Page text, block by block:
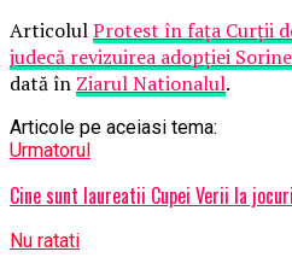
ArticolulProtest în faţa Curţii
judecă revizuirea adopţiei
dată în Ziarul Nationalul.
Articole pe aceiasi tema:
Urmatorul
Cine sunt laureatii Cupei Verii la
Nu ratati